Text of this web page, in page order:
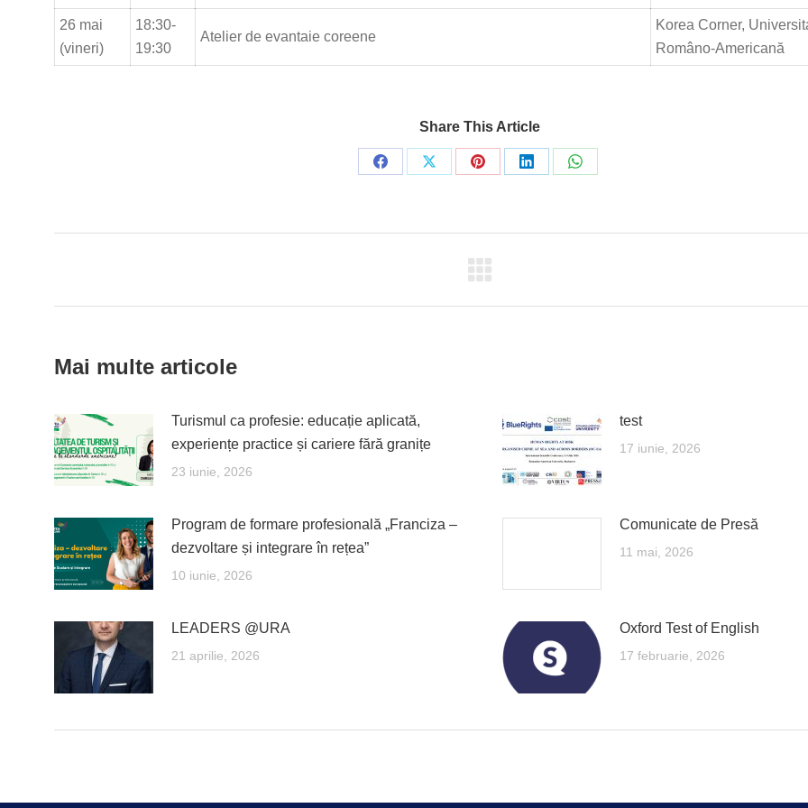
26 mai
(vineri)
18:30-
19:30
Atelier de evantaie coreene
Korea Corner,
Româno-Americană
Share This Article
Share
Share
Share
Share
Share
Mai multe articole
Turismul ca profesie: educație aplicată,
experiențe practice și cariere fără granițe
23 iunie, 2026
test
17 iunie, 2026
Program de formare profesională „Franciza –
dezvoltare și integrare în rețea”
10 iunie, 2026
Comunicate de Presă
11 mai, 2026
LEADERS @URA
21 aprilie, 2026
Oxford Test of English
17 februarie, 2026